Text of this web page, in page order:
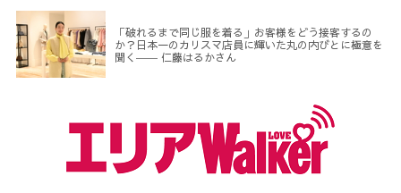
「破れるまで同じ服を着る」お客様をどう接客するの
か？日本一のカリスマ店員に輝いた丸の内びとに極意を
聞く―― 仁藤はるかさん